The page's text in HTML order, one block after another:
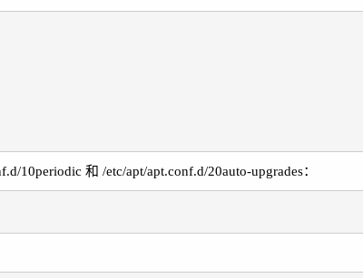
10periodic 和 /etc/apt/apt.conf.d/20auto-upgrades：